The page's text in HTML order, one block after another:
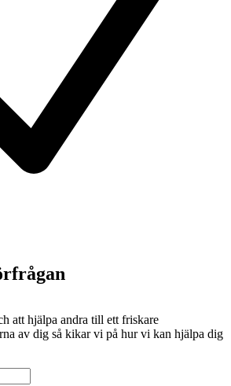
att hjälpa andra till ett friskare
av dig så kikar vi på hur vi kan hjälpa dig